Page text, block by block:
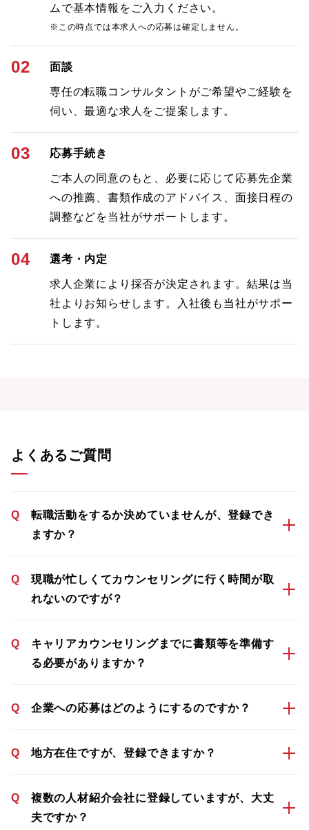
ムで基本情報をご入力ください。
※この時点では本求人への応募は確定しません。
02 面談
専任の転職コンサルタントがご希望やご経験を
伺い、最適な求人をご提案します。
03 応募手続き
ご本人の同意のもと、必要に応じて応募先企業
への推薦、書類作成のアドバイス、面接日程の
調整などを当社がサポートします。
04 選考・内定
求人企業により採否が決定されます。結果は当
社よりお知らせします。入社後も当社がサポー
トします。
よくあるご質問
Q
転職活動をするか決めていませんが、登録でき
ますか？
Q
現職が忙しくてカウンセリングに行く時間が取
れないのですが？
Q
キャリアカウンセリングまでに書類等を準備す
る必要がありますか？
Q 企業への応募はどのようにするのですか？
Q 地方在住ですが、登録できますか？
Q
複数の人材紹介会社に登録していますが、大丈
夫ですか？